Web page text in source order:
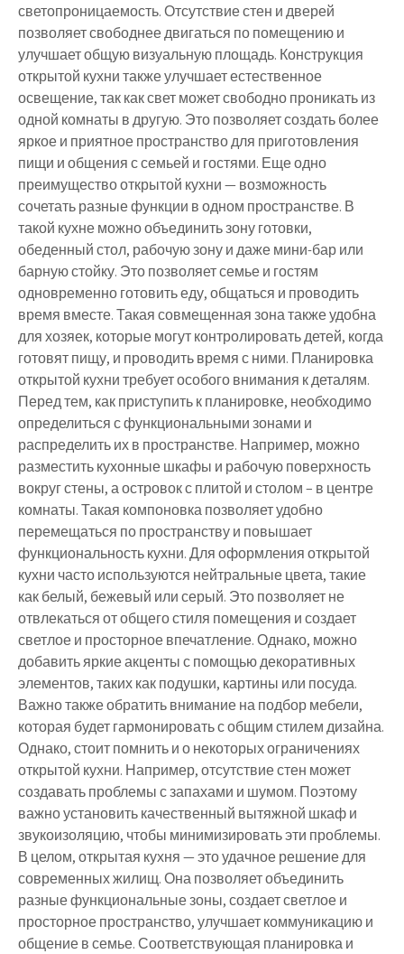
светопроницаемость. Отсутствие стен и дверей
позволяет свободнее двигаться по помещению и
улучшает общую визуальную площадь. Конструкция
открытой кухни также улучшает естественное
освещение, так как свет может свободно проникать из
одной комнаты в другую. Это позволяет создать более
яркое и приятное пространство для приготовления
пищи и общения с семьей и гостями. Еще одно
преимущество открытой кухни — возможность
сочетать разные функции в одном пространстве. В
такой кухне можно объединить зону готовки,
обеденный стол, рабочую зону и даже мини-бар или
барную стойку. Это позволяет семье и гостям
одновременно готовить еду, общаться и проводить
время вместе. Такая совмещенная зона также удобна
для хозяек, которые могут контролировать детей, когда
готовят пищу, и проводить время с ними. Планировка
открытой кухни требует особого внимания к деталям.
Перед тем, как приступить к планировке, необходимо
определиться с функциональными зонами и
распределить их в пространстве. Например, можно
разместить кухонные шкафы и рабочую поверхность
вокруг стены, а островок с плитой и столом – в центре
комнаты. Такая компоновка позволяет удобно
перемещаться по пространству и повышает
функциональность кухни. Для оформления открытой
кухни часто используются нейтральные цвета, такие
как белый, бежевый или серый. Это позволяет не
отвлекаться от общего стиля помещения и создает
светлое и просторное впечатление. Однако, можно
добавить яркие акценты с помощью декоративных
элементов, таких как подушки, картины или посуда.
Важно также обратить внимание на подбор мебели,
которая будет гармонировать с общим стилем дизайна.
Однако, стоит помнить и о некоторых ограничениях
открытой кухни. Например, отсутствие стен может
создавать проблемы с запахами и шумом. Поэтому
важно установить качественный вытяжной шкаф и
звукоизоляцию, чтобы минимизировать эти проблемы.
В целом, открытая кухня — это удачное решение для
современных жилищ. Она позволяет объединить
разные функциональные зоны, создает светлое и
просторное пространство, улучшает коммуникацию и
общение в семье. Соответствующая планировка и